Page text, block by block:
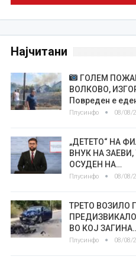
Најчитани
ГОЛЕМ
ВОЛКОВО,
Повреден е
Плусинфо 08/08/
„ДЕТЕТО“ НА
ВНУК НА
ОСУДЕН НА…
Плусинфо 08/08/
ТРЕТО ВОЗИЛО
ВО КОЈ
Плусинфо 08/08/